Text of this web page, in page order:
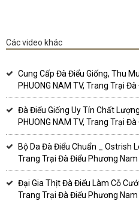
Các video khác
Cung Cấp Đà Điểu Giống, Thu
PHUONG NAM TV, Trang Trại
Đà Điểu Giống Uy Tín Chất
PHUONG NAM TV, Trang Trại
Bộ Da Đà Điểu Chuẩn _ Ostrish
Trang Trại Đà Điểu Phương Nam
Đại Gia Thịt Đà Điểu Làm Cỗ Cưới
Trang Trại Đà Điểu Phương Nam